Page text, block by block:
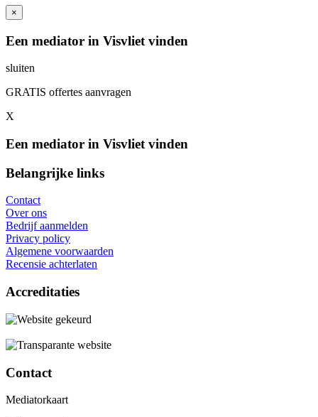
×
Een mediator in Visvliet vinden
sluiten
GRATIS offertes aanvragen
X
Een mediator in Visvliet vinden
Belangrijke links
Contact
Over ons
Bedrijf aanmelden
Privacy policy
Algemene voorwaarden
Recensie achterlaten
Accreditaties
Contact
Mediatorkaart